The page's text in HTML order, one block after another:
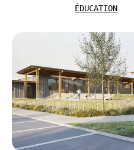
ÉDUCATION